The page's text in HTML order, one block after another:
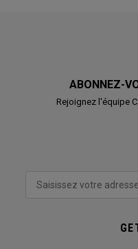
ABONNEZ-
Rejoignez l'équipe